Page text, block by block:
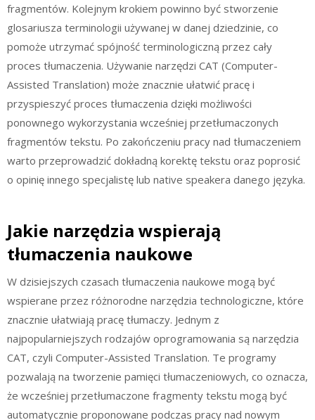
fragmentów. Kolejnym krokiem powinno być stworzenie
glosariusza terminologii używanej w danej dziedzinie, co
pomoże utrzymać spójność terminologiczną przez cały
proces tłumaczenia. Używanie narzędzi CAT (Computer-
Assisted Translation) może znacznie ułatwić pracę i
przyspieszyć proces tłumaczenia dzięki możliwości
ponownego wykorzystania wcześniej przetłumaczonych
fragmentów tekstu. Po zakończeniu pracy nad tłumaczeniem
warto przeprowadzić dokładną korektę tekstu oraz poprosić
o opinię innego specjalistę lub native speakera danego języka.
Jakie narzędzia wspierają
tłumaczenia naukowe
W dzisiejszych czasach tłumaczenia naukowe mogą być
wspierane przez różnorodne narzędzia technologiczne, które
znacznie ułatwiają pracę tłumaczy. Jednym z
najpopularniejszych rodzajów oprogramowania są narzędzia
CAT, czyli Computer-Assisted Translation. Te programy
pozwalają na tworzenie pamięci tłumaczeniowych, co oznacza,
że wcześniej przetłumaczone fragmenty tekstu mogą być
automatycznie proponowane podczas pracy nad nowym